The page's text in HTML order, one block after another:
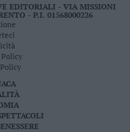
EDITORIALI - VIA MISSIONI
- P.I. 01568000226